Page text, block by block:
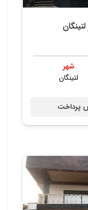
شهر
لتینگان
پرداخت